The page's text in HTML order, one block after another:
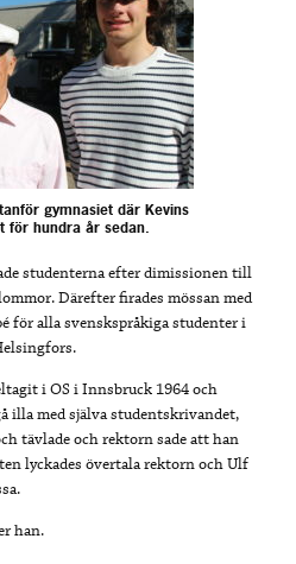
gymnasiet där Kevins
för hundra år sedan.
studenterna efter dimissionen till
Därefter firades mössan med
för alla svenskspråkiga studenter i
i OS i Innsbruck 1964 och
illa med själva studentskrivandet,
tävlade och rektorn sade att han
lyckades övertala rektorn och Ulf
han.